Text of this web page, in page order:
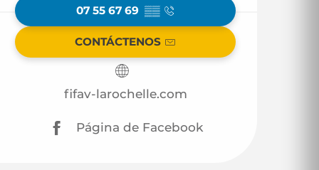
07 55 67 69 ▒▒
CONTÁCTENOS
fifav-larochelle.com
Página de Facebook